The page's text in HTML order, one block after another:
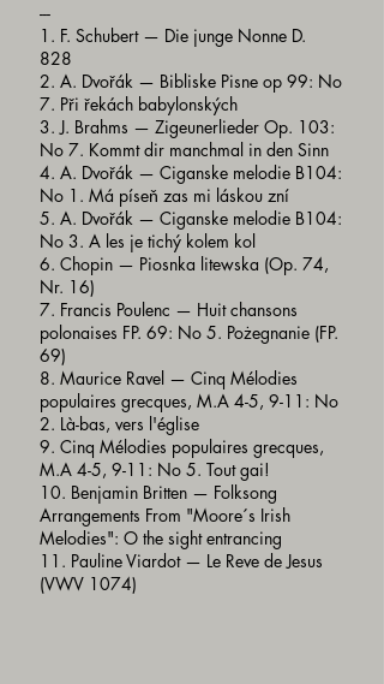
---
1. F. Schubert — Die junge Nonne D.
828
2. A. Dvořák — Bibliske Pisne op 99: No
7. Při řekách babylonských
3. J. Brahms — Zigeunerlieder Op. 103:
No 7. Kommt dir manchmal in den Sinn
4. A. Dvořák — Ciganske melodie B104:
No 1. Má píseň zas mi láskou zní
5. A. Dvořák — Ciganske melodie B104:
No 3. A les je tichý kolem kol
6. Chopin — Piosnka litewska (Op. 74,
Nr. 16)
7. Francis Poulenc — Huit chansons
polonaises FP. 69: No 5. Pożegnanie (FP.
69)
8. Maurice Ravel — Cinq Mélodies
populaires grecques, M.A 4-5, 9-11: No
2. Là-bas, vers l'église
9. Cinq Mélodies populaires grecques,
M.A 4-5, 9-11: No 5. Tout gai!
10. Benjamin Britten — Folksong
Arrangements From "Moore´s Irish
Melodies": O the sight entrancing
11. Pauline Viardot — Le Reve de Jesus
(VWV 1074)